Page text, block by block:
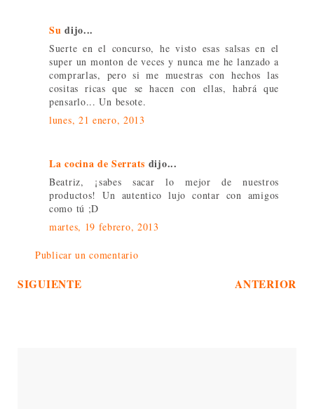
Su dijo...
Suerte en el concurso, he visto esas salsas en el
super un monton de veces y nunca me he lanzado a
comprarlas, pero si me muestras con hechos las
cositas ricas que se hacen con ellas, habrá que
pensarlo... Un besote.
lunes, 21 enero, 2013
La cocina de Serrats dijo...
Beatriz, ¡sabes sacar lo mejor de nuestros
productos! Un autentico lujo contar con amigos
como tú ;D
martes, 19 febrero, 2013
Publicar un comentario
SIGUIENTE ANTERIOR